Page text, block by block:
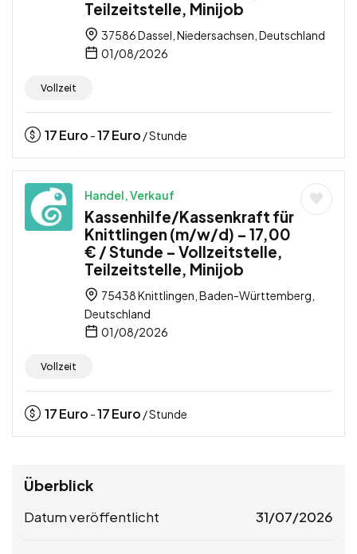
Teilzeitstelle, Minijob
37586 Dassel, Niedersachsen, Deutschland
01/08/2026
Vollzeit
17Euro -17Euro / Stunde
Handel, Verkauf
Kassenhilfe/Kassenkraft für
Knittlingen (m/w/d) – 17,00
€ / Stunde – Vollzeitstelle,
Teilzeitstelle, Minijob
75438 Knittlingen, Baden-Württemberg,
Deutschland
01/08/2026
Vollzeit
17Euro -17Euro / Stunde
Überblick
Datum veröffentlicht 31/07/2026